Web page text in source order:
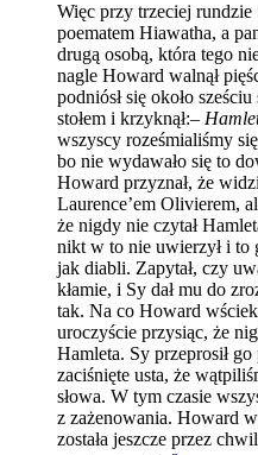
Więc przy trzeciej rundzie
poematem Hiawatha, a
drugą osobą, która tego
nagle Howard walnął
podniósł się około
stołem i krzyknął:–
wszyscy roześmialiśmy
bo nie wydawało się to
Howard przyznał, że
Laurence’em Olivierem,
że nigdy nie czytał
nikt w to nie uwierzył i to
jak diabli. Zapytał, czy
kłamie, i Sy dał mu do
tak. Na co Howard
uroczyście przysiąc, że
Hamleta. Sy przeprosił go
zaciśnięte usta, że
słowa. W tym czasie
z zażenowania. Howard
została jeszcze przez